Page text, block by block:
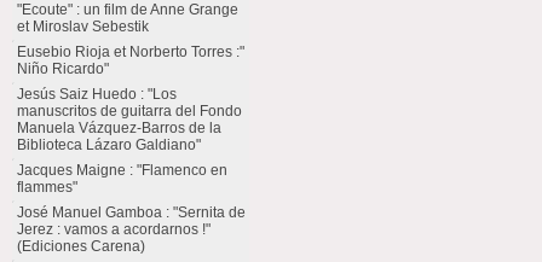
"Ecoute" : un film de Anne Grange
et Miroslav Sebestik
Eusebio Rioja et Norberto Torres :"
Niño Ricardo"
Jesús Saiz Huedo : "Los
manuscritos de guitarra del Fondo
Manuela Vázquez-Barros de la
Biblioteca Lázaro Galdiano"
Jacques Maigne : "Flamenco en
flammes"
José Manuel Gamboa : "Sernita de
Jerez : vamos a acordarnos !"
(Ediciones Carena)